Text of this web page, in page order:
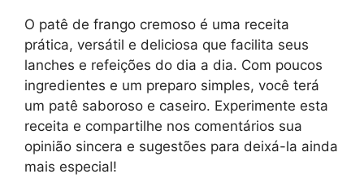
O patê de frango cremoso é uma receita
prática, versátil e deliciosa que facilita seus
lanches e refeições do dia a dia. Com poucos
ingredientes e um preparo simples, você terá
um patê saboroso e caseiro. Experimente esta
receita e compartilhe nos comentários sua
opinião sincera e sugestões para deixá-la ainda
mais especial!